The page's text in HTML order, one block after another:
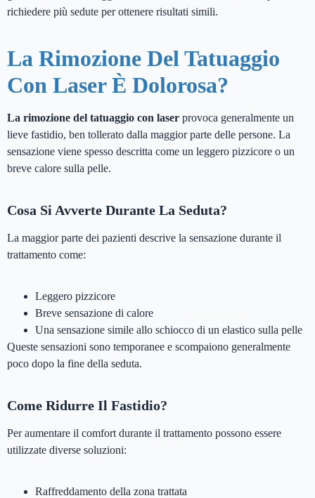
richiedere più sedute per ottenere risultati simili.
La Rimozione Del Tatuaggio
Con Laser È Dolorosa?
La rimozione del tatuaggio con laser provoca generalmente un
lieve fastidio, ben tollerato dalla maggior parte delle persone. La
sensazione viene spesso descritta come un leggero pizzicore o un
breve calore sulla pelle.
Cosa Si Avverte Durante La Seduta?
La maggior parte dei pazienti descrive la sensazione durante il
trattamento come:
Leggero pizzicore
Breve sensazione di calore
Una sensazione simile allo schiocco di un elastico sulla pelle
Queste sensazioni sono temporanee e scompaiono generalmente
poco dopo la fine della seduta.
Come Ridurre Il Fastidio?
Per aumentare il comfort durante il trattamento possono essere
utilizzate diverse soluzioni:
Raffreddamento della zona trattata